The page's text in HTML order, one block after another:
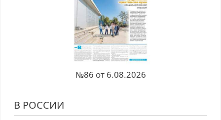
№86 от 6.08.2026
В РОССИИ